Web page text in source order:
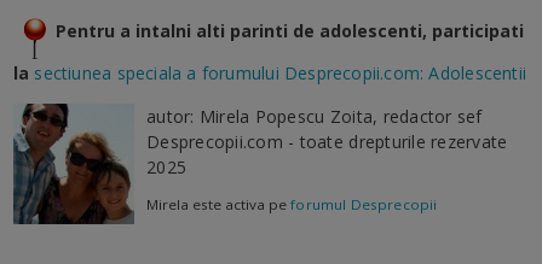
Pentru a intalni alti parinti de adolescenti, participati
la sectiunea speciala a forumului Desprecopii.com: Adolescentii
autor: Mirela Popescu Zoita, redactor sef
Desprecopii.com - toate drepturile rezervate
2025
Mirela este activa peforumul Desprecopii